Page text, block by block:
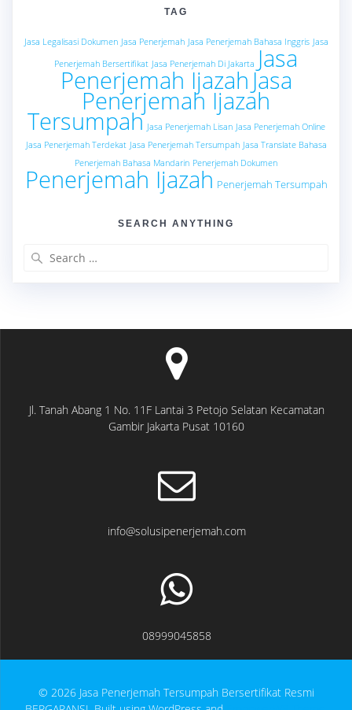
TAG
Jasa Legalisasi Dokumen Jasa Penerjemah Jasa Penerjemah Bahasa Inggris Jasa
Penerjemah Bersertifikat Jasa Penerjemah Di Jakarta Jasa
Penerjemah Ijazah Jasa
Penerjemah Ijazah
Tersumpah Jasa Penerjemah Lisan Jasa Penerjemah Online
Jasa Penerjemah Terdekat Jasa Penerjemah Tersumpah Jasa Translate Bahasa
Penerjemah Bahasa Mandarin Penerjemah Dokumen
Penerjemah Ijazah Penerjemah Tersumpah
SEARCH ANYTHING
Jl. Tanah Abang 1 No. 11F Lantai 3 Petojo Selatan Kecamatan
Gambir Jakarta Pusat 10160
info@solusipenerjemah.com
08999045858
© 2026 Jasa Penerjemah Tersumpah Bersertifikat Resmi